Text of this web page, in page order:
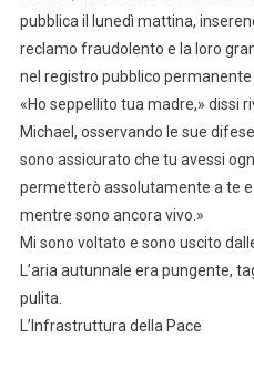
pubblica il lunedì mattina,
reclamo fraudolento e la loro
nel registro pubblico
«Ho seppellito tua madre,» dissi
Michael, osservando le sue
sono assicurato che tu avessi
permetterò assolutamente a te
mentre sono ancora vivo.»
Mi sono voltato e sono uscito
L’aria autunnale era pungente,
pulita.
L’Infrastruttura della Pace